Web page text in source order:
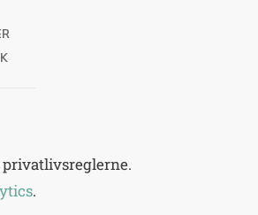
privatlivsreglerne.
.